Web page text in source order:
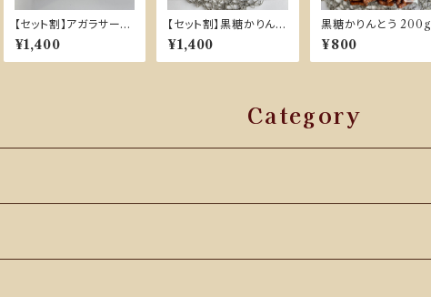
【セット割】アガラサーミ
ックス粉 400g×2袋（約
16個分）・アルミカップ
付き（約20枚）
¥1,400
【セット割】黒糖かりんと
う 200g×2袋
¥1,400
黒糖かりんとう 200g
¥800
Category